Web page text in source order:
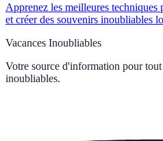
Apprenez les meilleures
et créer des souvenirs inoubliables
Vacances Inoubliables
Votre source d'information pour
inoubliables.